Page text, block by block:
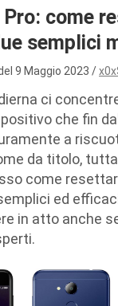
Pro: come
semplici
9 Maggio 2023
ci
che fin
a
da titolo,
come
ed
in atto anche